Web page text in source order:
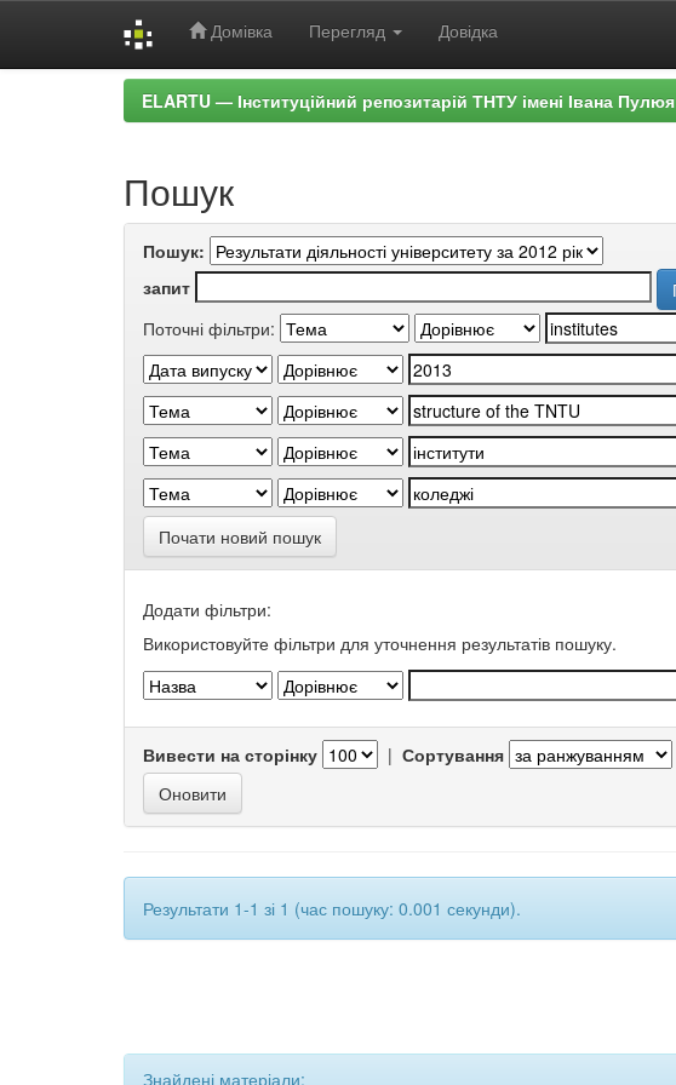
Домівка Перегляд Довідка
ELARTU — Інституційний репозитарій ТНТУ імені Івана Пулюя
Пошук
Пошук:
запит
Поточні фільтри:
Почати новий пошук
Додати фільтри:
Використовуйте фільтри для уточнення результатів пошуку.
Вивести на сторінку | Сортування
Результати 1-1 зі 1 (час пошуку: 0.001 секунди).
Знайдені матеріали: